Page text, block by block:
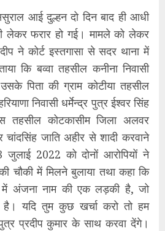
आई दुल्हन दो दिन बाद ही आधी
लेकर फरार हो गई। मामले को लेकर
ने कोर्ट इस्तगासा से सदर थाना में
कि बव्वा तहसील कनीना निवासी
पिता की ग्राम कोटीया तहसील
निवासी धर्मेन्द्र पुत्र ईश्वर सिंह
तहसील कोटकासीम जिला अलवर
चांदसिंह जाति अहीर से शादी करवाने
2022 को दोनों आरोपियों ने
चौकी में मिलने बुलाया तथा कहा कि
में अंजना नाम की एक लड़की है, जो
है। यदि तुम कुछ खर्चा करो तो हम
प्रदीप कुमार के साथ करवा देंगे।